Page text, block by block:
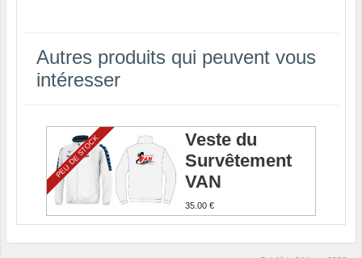
Autres produits qui peuvent vous
intéresser
Veste du
Survêtement
VAN
35.00 €
PEU DE STOCK